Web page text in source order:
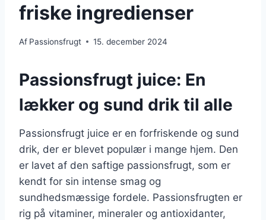
friske ingredienser
Af Passionsfrugt 15. december 2024
Passionsfrugt juice: En
lækker og sund drik til alle
Passionsfrugt juice er en forfriskende og sund
drik, der er blevet populær i mange hjem. Den
er lavet af den saftige passionsfrugt, som er
kendt for sin intense smag og
sundhedsmæssige fordele. Passionsfrugten er
rig på vitaminer, mineraler og antioxidanter,